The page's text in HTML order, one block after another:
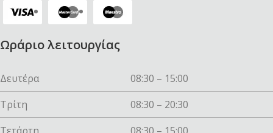
Ωράριο λειτουργίας
Δευτέρα
08:30 – 15:00
Τρίτη
08:30 – 20:30
Τετάρτη
08:30 – 15:00